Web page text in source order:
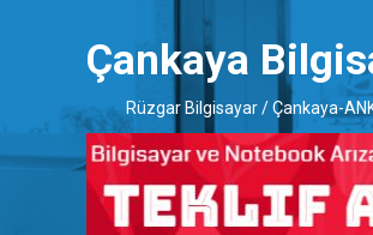
Çankaya
Rüzgar Bilgisayar / Çankaya-